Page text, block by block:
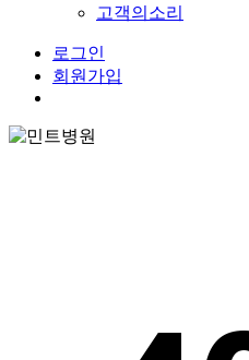
고객의소리
로그인
회원가입